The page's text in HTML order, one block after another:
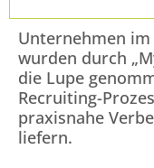
Unternehmen im
wurden durch
die Lupe
Recruiting-
praxisnahe
liefern.